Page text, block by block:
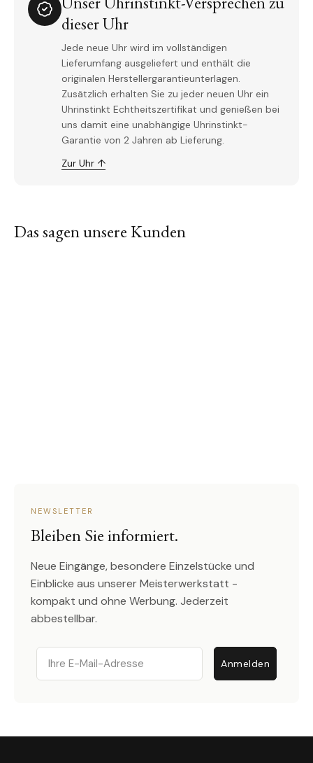
dieser Uhr
Jede neue Uhr wird im vollständigen
Lieferumfang ausgeliefert und enthält die
originalen Herstellergarantieunterlagen.
Zusätzlich erhalten Sie zu jeder neuen Uhr ein
Uhrinstinkt Echtheitszertifikat und genießen bei
uns damit eine unabhängige Uhrinstinkt-
Garantie von 2 Jahren ab Lieferung.
Zur Uhr ↑
Das sagen unsere Kunden
NEWSLETTER
Bleiben Sie informiert.
Neue Eingänge, besondere Einzelstücke und
Einblicke aus unserer Meisterwerkstatt -
kompakt und ohne Werbung. Jederzeit
abbestellbar.
Email
Anmelden